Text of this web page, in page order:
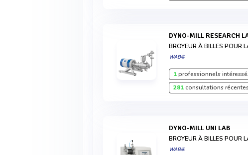
DYNO-MILL RESEARCH
BROYEUR À BILLES POUR
WAB®
1professionnels
281consultations
DYNO-MILL UNI LAB
BROYEUR À BILLES POUR
WAB®